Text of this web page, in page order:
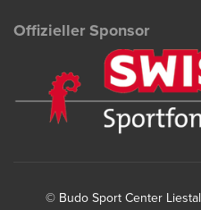
Offizieller Sponsor
© Budo Sport Center Liestal